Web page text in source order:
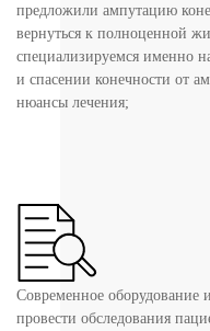
предложили ампутацию
вернуться к полноценной
специализируемся именно
и спасении конечности от
нюансы лечения;
Современное оборудование
провести обследования